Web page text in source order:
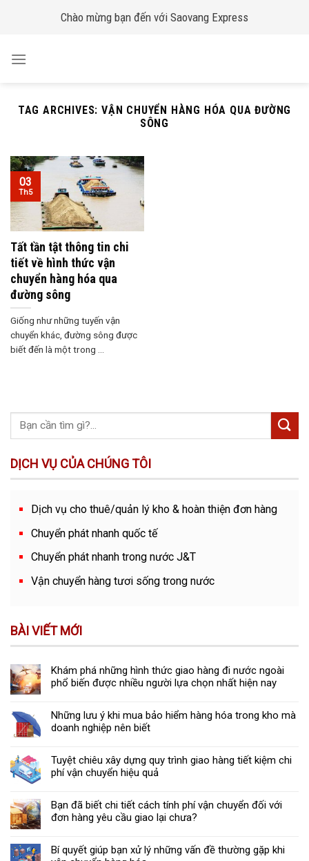
Chào mừng bạn đến với Saovang Express
TAG ARCHIVES: VẬN CHUYỂN HÀNG HÓA QUA ĐƯỜNG
SÔNG
Tất tần tật thông tin chi
tiết về hình thức vận
chuyển hàng hóa qua
đường sông
Giống như những tuyến vận
chuyển khác, đường sông được
biết đến là một trong ...
03
Th5
DỊCH VỤ CỦA CHÚNG TÔI
Dịch vụ cho thuê/quản lý kho & hoàn thiện đơn hàng
Chuyển phát nhanh quốc tế
Chuyển phát nhanh trong nước J&T
Vận chuyển hàng tươi sống trong nước
BÀI VIẾT MỚI
Khám phá những hình thức giao hàng đi nước ngoài
phổ biến được nhiều người lựa chọn nhất hiện nay
Những lưu ý khi mua bảo hiểm hàng hóa trong kho mà
doanh nghiệp nên biết
Tuyệt chiêu xây dựng quy trình giao hàng tiết kiệm chi
phí vận chuyển hiệu quả
Bạn đã biết chi tiết cách tính phí vận chuyển đối với
đơn hàng yêu cầu giao lại chưa?
Bí quyết giúp bạn xử lý những vấn đề thường gặp khi